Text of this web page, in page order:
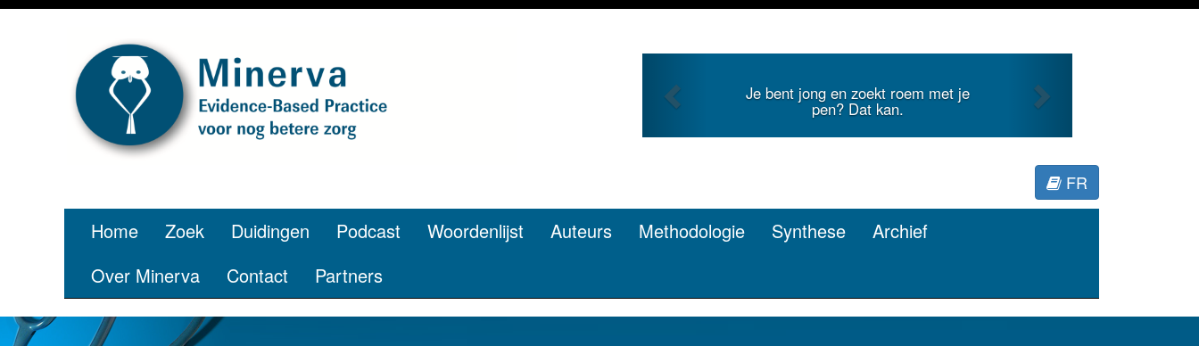
Je bent jong en zoekt roem met je
pen? Dat kan.
FR
Home Zoek Duidingen Podcast Woordenlijst Auteurs Methodologie Synthese
Archief
Over Minerva
Contact Partners